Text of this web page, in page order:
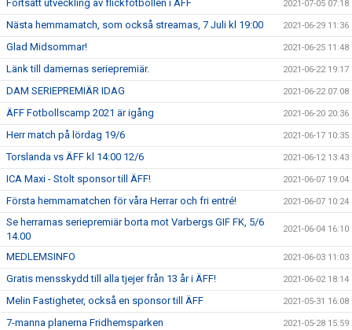
Fortsatt utveckling av flickfotbollen i ÄFF 2021-07-05 07:18
Nästa hemmamatch, som också streamas, 7 Juli kl 19:00 2021-06-29 11:36
Glad Midsommar! 2021-06-25 11:48
Länk till damernas seriepremiär. 2021-06-22 19:17
DAM SERIEPREMIÄR IDAG 2021-06-22 07:08
ÄFF Fotbollscamp 2021 är igång 2021-06-20 20:36
Herr match på lördag 19/6 2021-06-17 10:35
Torslanda vs ÄFF kl 14:00 12/6 2021-06-12 13:43
ICA Maxi - Stolt sponsor till ÄFF! 2021-06-07 19:04
Första hemmamatchen för våra Herrar och fri entré! 2021-06-07 10:24
Se herrarnas seriepremiär borta mot Varbergs GIF FK, 5/6
14.00
2021-06-04 16:10
MEDLEMSINFO 2021-06-03 11:03
Gratis mensskydd till alla tjejer från 13 år i ÄFF! 2021-06-02 18:14
Melin Fastigheter, också en sponsor till ÄFF 2021-05-31 16:08
7-manna planerna Fridhemsparken 2021-05-28 15:59